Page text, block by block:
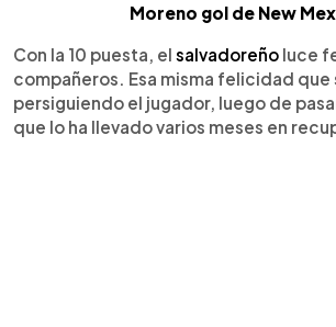
Moreno gol de New
Con la 10 puesta, el salvadoreño luce
compañeros. Esa misma felicidad que
persiguiendo el jugador, luego de
que lo ha llevado varios meses en